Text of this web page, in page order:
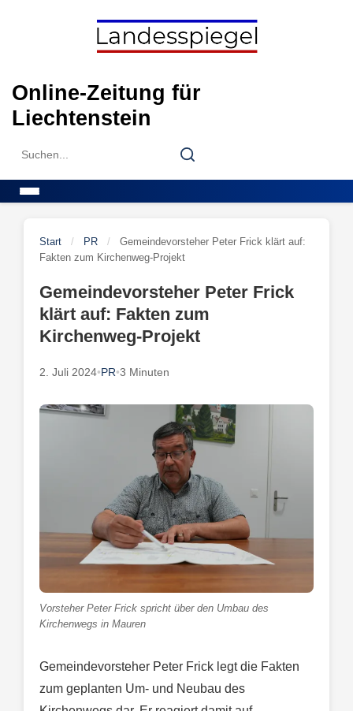
Online-Zeitung für
Liechtenstein
Search
Search
Start / PR /
Gemeindevorsteher Peter Frick klärt auf:
Fakten zum Kirchenweg-Projekt
Gemeindevorsteher Peter Frick
klärt auf: Fakten zum
Kirchenweg-Projekt
2. Juli 2024•PR•3 Minuten
Vorsteher Peter Frick spricht über den Umbau des
Kirchenwegs in Mauren
Gemeindevorsteher Peter Frick legt die Fakten
zum geplanten Um- und Neubau des